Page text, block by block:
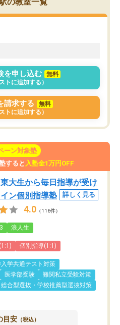
して利用しており、自信
すめできる塾です。
を申し込む
無料
トに追加する）
請求する
無料
トに追加する）
ーン対象塾
すると 入塾金1万円OFF
大生から毎日指導が受け
ン個別指導塾
詳しく見る
4.0 （116件）
浪人生
個別指導(1:1)
入学共通テスト対策
医学部受験
難関私立受験対策
総合型選抜・学校推薦型選抜対策
目安 （税込）